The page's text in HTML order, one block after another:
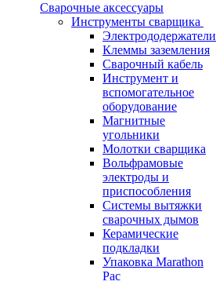
Сварочные аксессуары
Инструменты сварщика
Электрододержатели
Клеммы заземления
Сварочный кабель
Инструмент и
вспомогательное
оборудование
Магнитные
угольники
Молотки сварщика
Вольфрамовые
электроды и
приспособления
Системы вытяжки
сварочных дымов
Керамические
подкладки
Упаковка Marathon
Pac